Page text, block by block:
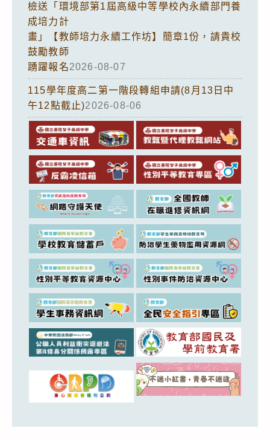
檢送「環境部第1屆高級中等學校內永續部門養
成培力計
畫」【教師培力永續工作坊】簡章1份，請貴校
鼓勵教師
踴躍報名2026-08-07
115學年度高二第一階段轉組申請(8月13日中
午12點截止)2026-08-06